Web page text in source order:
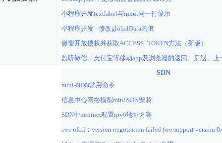
小程序开发textlabel与input同一行显示
小程序开发 - 修改globalData的值
微盟开放授权并获取ACCESS_TOKEN方法（新版）
SDN
mini-NDN常用命令
信息中心网络模拟miniNDN安装
SDN中mininet配置ipv6地址方案
ovs-ofctl：version negotiation failed (we support version